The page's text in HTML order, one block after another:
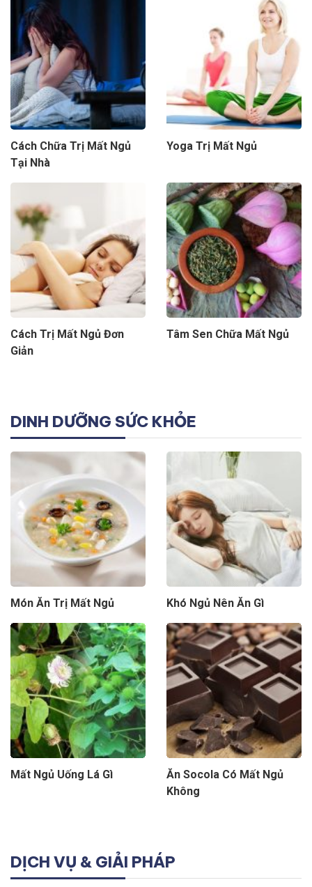
Cách Chữa Trị Mất Ngủ
Tại Nhà
Yoga Trị Mất Ngủ
Cách Trị Mất Ngủ Đơn
Giản
Tâm Sen Chữa Mất Ngủ
DINH DƯỠNG SỨC KHỎE
Món Ăn Trị Mất Ngủ Khó Ngủ Nên Ăn Gì
Mất Ngủ Uống Lá Gì
Ăn Socola Có Mất Ngủ
Không
DỊCH VỤ & GIẢI PHÁP